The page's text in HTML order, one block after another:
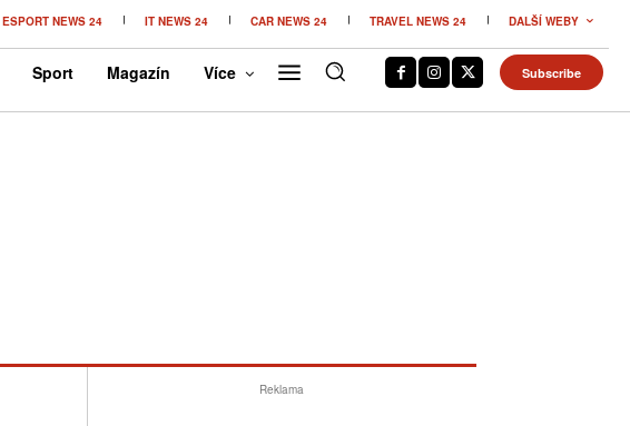
ESPORT NEWS 24 IT NEWS 24 CAR NEWS 24 TRAVEL NEWS 24 DALŠÍ WEBY
Sport Magazín Více Subscribe
Reklama